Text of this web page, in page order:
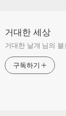
거대한 세상
거대한 날개 님의 블
구독하기